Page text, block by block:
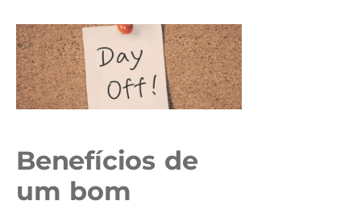
Benefícios de
um bom